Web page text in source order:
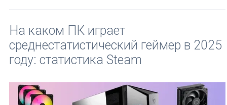
На каком ПК играет
среднестатистический геймер в 2025
году: статистика Steam